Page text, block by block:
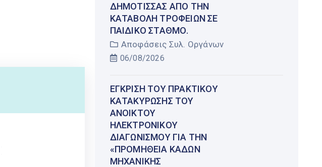
ΔΗΜΌΤΙΣΣΑΣ ΑΠΌ ΤΗΝ
ΚΑΤΑΒΟΛΉ ΤΡΟΦΕΊΩΝ ΣΕ
ΠΑΙΔΙΚΌ ΣΤΑΘΜΌ.
Αποφάσεις Συλ. Οργάνων
06/08/2026
ΈΓΚΡΙΣΗ ΤΟΥ ΠΡΑΚΤΙΚΟΎ
ΚΑΤΑΚΎΡΩΣΗΣ ΤΟΥ
ΑΝΟΙΚΤΟΎ
ΗΛΕΚΤΡΟΝΙΚΟΎ
ΔΙΑΓΩΝΙΣΜΟΎ ΓΙΑ ΤΗΝ
«ΠΡΟΜΉΘΕΙΑ ΚΆΔΩΝ
ΜΗΧΑΝΙΚΉΣ